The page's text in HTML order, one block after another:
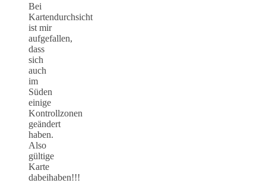
Bei
Kartendurchsicht
ist mir
aufgefallen,
dass
sich
auch
im
Süden
einige
Kontrollzonen
geändert
haben.
Also
gültige
Karte
dabeihaben!!!